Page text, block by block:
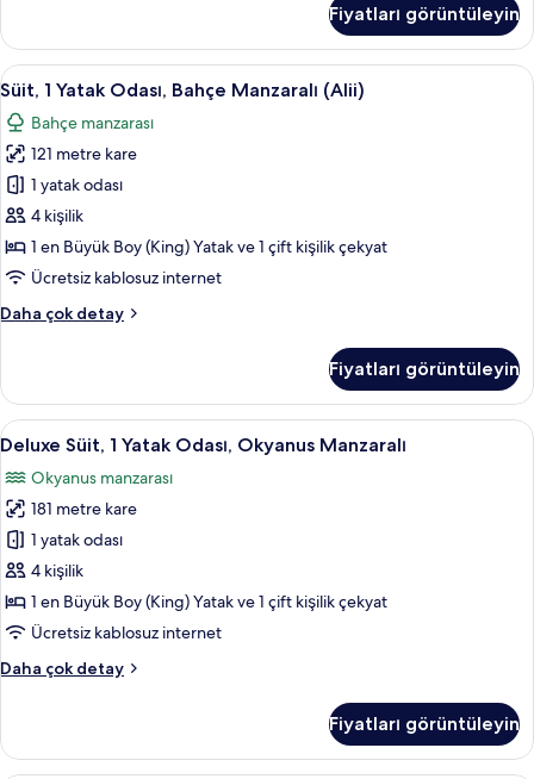
and
Tub
için
tüm
fotoğrafları
görün
Queen
Room
with
View
and
Tub
hakkında
daha
fazla
detay
Fiyatları görüntüleyin
Süit,
1
Yatak
Odası,
Bahçe
Manzaralı
(Alii)
için
fotoğrafları
Süit, 1 Yatak Odası, Bahçe
7
Süit, 1 Yatak Odası, Bahçe Manzaralı (Alii)
Bahçe manzarası
121 metre kare
1 yatak odası
4 kişilik
1 en Büyük Boy (King) Yatak ve 1 çift kişilik çekyat
Ücretsiz kablosuz internet
Daha çok detay
Süit,
Bahçe
Manzaralı
(Alii)
daha
fazla
detay
Fiyatları görüntüleyin
Deluxe
Süit,
1
Yatak
Odası,
Okyanus
Manzaralı
için
fotoğrafları
Deluxe Süit, 1 Yatak Odası, Okyanus
3
Deluxe Süit, 1 Yatak Odası, Okyanus Manzaralı
Okyanus manzarası
181 metre kare
1 yatak odası
4 kişilik
1 en Büyük Boy (King) Yatak ve 1 çift kişilik çekyat
Ücretsiz kablosuz internet
Daha çok detay
Deluxe
Odası,
Okyanus
Fiyatları görüntüleyin